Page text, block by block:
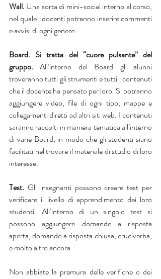
Wall. Una sorta di mini-social interno al corso,
nel quale i docenti potranno inserire commenti
e avvisi di ogni genere.
Board. Si tratta del “cuore pulsante” del
gruppo. All’interno del Board gli alunni
troveranno tutti gli strumenti e tutti i contenuti
che il docente ha pensato per loro. Si potranno
aggiungere video, file di ogni tipo, mappe e
collegamenti diretti ad altri siti web. I contenuti
saranno raccolti in maniera tematica all’interno
di varie Board, in modo che gli studenti siano
facilitati nel trovare il materiale di studio di loro
interesse.
Test. Gli insegnanti possono creare test per
verificare il livello di apprendimento dei loro
studenti. All’interno di un singolo test si
possono aggiungere domande a risposta
aperta, domande a risposta chiusa, cruciverba,
e molto altro ancora
Non abbiate la premura delle verifiche o dei